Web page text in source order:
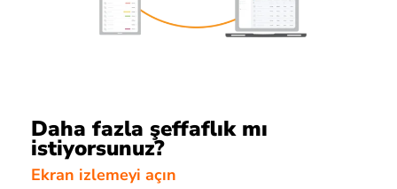
Daha fazla şeffaflık mı
istiyorsunuz?
Ekran izlemeyi açın